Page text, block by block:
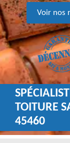
Voir nos
TOITURE
45460